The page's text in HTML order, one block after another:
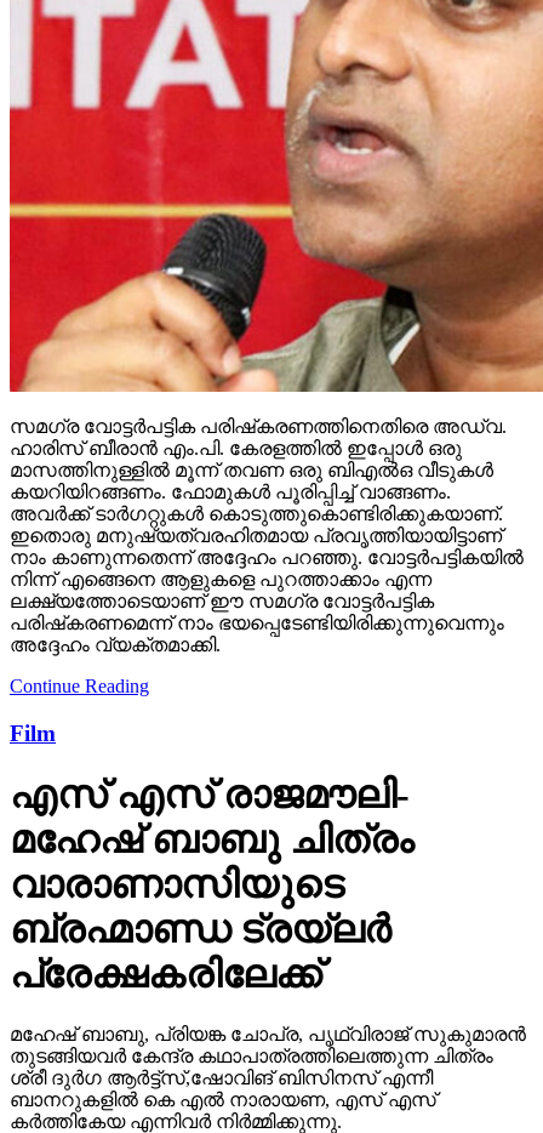
സമഗ്ര വോട്ടര്‍പട്ടിക പരിഷ്‌കരണത്തിനെതിരെ അഡ്വ.
ഹാരിസ് ബീരാന്‍ എം.പി. കേരളത്തില്‍ ഇപ്പോള്‍ ഒരു
മാസത്തിനുള്ളില്‍ മൂന്ന് തവണ ഒരു ബിഎല്‍ഒ വീടുകള്‍
കയറിയിറങ്ങണം. ഫോമുകള്‍ പൂരിപ്പിച്ച് വാങ്ങണം.
അവര്‍ക്ക് ടാര്‍ഗറ്റുകള്‍ കൊടുത്തുകൊണ്ടിരിക്കുകയാണ്.
ഇതൊരു മനുഷ്യത്വരഹിതമായ പ്രവൃത്തിയായിട്ടാണ്
നാം കാണുന്നതെന്ന് അദ്ദേഹം പറഞ്ഞു. വോട്ടര്‍പട്ടികയില്‍
നിന്ന് എങ്ങെനെ ആളുകളെ പുറത്താക്കാം എന്ന
ലക്ഷ്യത്തോടെയാണ് ഈ സമഗ്ര വോട്ടര്‍പട്ടിക
പരിഷ്‌കരണമെന്ന് നാം ഭയപ്പെടേണ്ടിയിരിക്കുന്നുവെന്നും
അദ്ദേഹം വ്യക്തമാക്കി.
Continue Reading
Film
എസ് എസ് രാജമൗലി-
മഹേഷ് ബാബു ചിത്രം
വാരാണാസിയുടെ
ബ്രഹ്മാണ്ഡ ട്രയ്ലർ
പ്രേക്ഷകരിലേക്ക്
മഹേഷ് ബാബു, പ്രിയങ്ക ചോപ്ര, പൃഥ്വിരാജ് സുകുമാരൻ
തുടങ്ങിയവർ കേന്ദ്ര കഥാപാത്രത്തിലെത്തുന്ന ചിത്രം
ശ്രീ ദുർഗ ആർട്ട്സ്,ഷോവിങ് ബിസിനസ് എന്നീ
ബാനറുകളിൽ കെ എൽ നാരായണ, എസ് എസ്
കർത്തികേയ എന്നിവർ നിർമ്മിക്കുന്നു.